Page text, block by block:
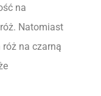
na
Natomiast
na czarną